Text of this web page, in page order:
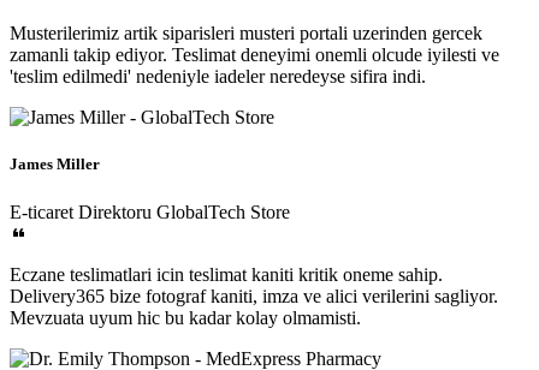
Musterilerimiz artik siparisleri musteri portali uzerinden gercek
zamanli takip ediyor. Teslimat deneyimi onemli olcude iyilesti ve
'teslim edilmedi' nedeniyle iadeler neredeyse sifira indi.
James Miller
E-ticaret Direktoru GlobalTech Store
Eczane teslimatlari icin teslimat kaniti kritik oneme sahip.
Delivery365 bize fotograf kaniti, imza ve alici verilerini sagliyor.
Mevzuata uyum hic bu kadar kolay olmamisti.